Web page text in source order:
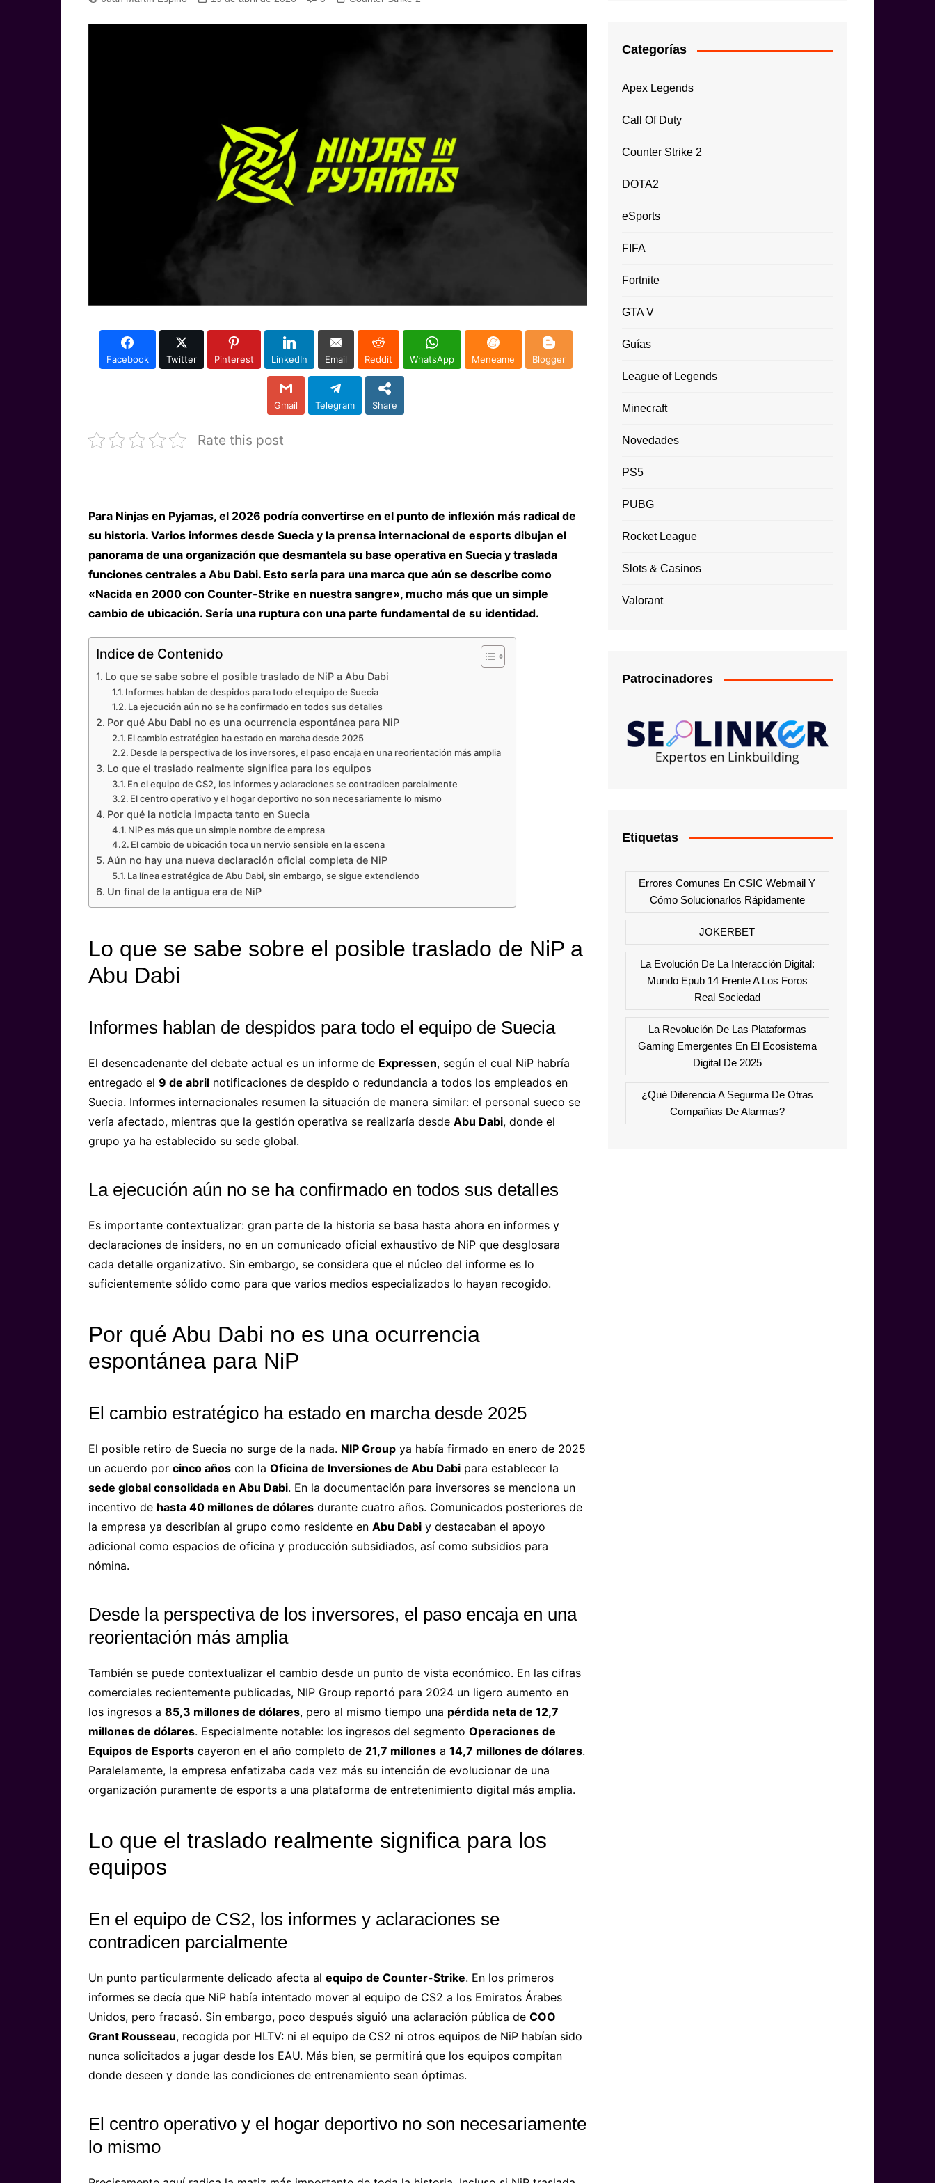
Facebook Twitter Pinterest LinkedIn Email Reddit WhatsApp Meneame Blogger
Gmail Telegram Share
Rate this post
Para Ninjas en Pyjamas, el 2026 podría convertirse en el punto de inflexión más radical de
su historia. Varios informes desde Suecia y la prensa internacional de esports dibujan el
panorama de una organización que desmantela su base operativa en Suecia y traslada
funciones centrales a Abu Dabi. Esto sería para una marca que aún se describe como
«Nacida en 2000 con Counter-Strike en nuestra sangre», mucho más que un simple
cambio de ubicación. Sería una ruptura con una parte fundamental de su identidad.
Indice de Contenido
Lo que se sabe sobre el posible traslado de NiP a Abu Dabi
Informes hablan de despidos para todo el equipo de Suecia
La ejecución aún no se ha confirmado en todos sus detalles
Por qué Abu Dabi no es una ocurrencia espontánea para NiP
El cambio estratégico ha estado en marcha desde 2025
Desde la perspectiva de los inversores, el paso encaja en una reorientación más amplia
Lo que el traslado realmente significa para los equipos
En el equipo de CS2, los informes y aclaraciones se contradicen parcialmente
El centro operativo y el hogar deportivo no son necesariamente lo mismo
Por qué la noticia impacta tanto en Suecia
NiP es más que un simple nombre de empresa
El cambio de ubicación toca un nervio sensible en la escena
Aún no hay una nueva declaración oficial completa de NiP
La línea estratégica de Abu Dabi, sin embargo, se sigue extendiendo
Un final de la antigua era de NiP
Lo que se sabe sobre el posible traslado de NiP a
Abu Dabi
Informes hablan de despidos para todo el equipo de Suecia
El desencadenante del debate actual es un informe de Expressen, según el cual NiP habría
entregado el 9 de abril notificaciones de despido o redundancia a todos los empleados en
Suecia. Informes internacionales resumen la situación de manera similar: el personal sueco se
vería afectado, mientras que la gestión operativa se realizaría desde Abu Dabi, donde el
grupo ya ha establecido su sede global.
La ejecución aún no se ha confirmado en todos sus detalles
Es importante contextualizar: gran parte de la historia se basa hasta ahora en informes y
declaraciones de insiders, no en un comunicado oficial exhaustivo de NiP que desglosara
cada detalle organizativo. Sin embargo, se considera que el núcleo del informe es lo
suficientemente sólido como para que varios medios especializados lo hayan recogido.
Por qué Abu Dabi no es una ocurrencia
espontánea para NiP
El cambio estratégico ha estado en marcha desde 2025
El posible retiro de Suecia no surge de la nada. NIP Group ya había firmado en enero de 2025
un acuerdo por cinco años con la Oficina de Inversiones de Abu Dabi para establecer la
sede global consolidada en Abu Dabi. En la documentación para inversores se menciona un
incentivo de hasta 40 millones de dólares durante cuatro años. Comunicados posteriores de
la empresa ya describían al grupo como residente en Abu Dabi y destacaban el apoyo
adicional como espacios de oficina y producción subsidiados, así como subsidios para
nómina.
Desde la perspectiva de los inversores, el paso encaja en una
reorientación más amplia
También se puede contextualizar el cambio desde un punto de vista económico. En las cifras
comerciales recientemente publicadas, NIP Group reportó para 2024 un ligero aumento en
los ingresos a 85,3 millones de dólares, pero al mismo tiempo una pérdida neta de 12,7
millones de dólares. Especialmente notable: los ingresos del segmento Operaciones de
Equipos de Esports cayeron en el año completo de 21,7 millones a 14,7 millones de dólares.
Paralelamente, la empresa enfatizaba cada vez más su intención de evolucionar de una
organización puramente de esports a una plataforma de entretenimiento digital más amplia.
Lo que el traslado realmente significa para los
equipos
En el equipo de CS2, los informes y aclaraciones se
contradicen parcialmente
Un punto particularmente delicado afecta al equipo de Counter-Strike. En los primeros
informes se decía que NiP había intentado mover al equipo de CS2 a los Emiratos Árabes
Unidos, pero fracasó. Sin embargo, poco después siguió una aclaración pública de COO
Grant Rousseau, recogida por HLTV: ni el equipo de CS2 ni otros equipos de NiP habían sido
nunca solicitados a jugar desde los EAU. Más bien, se permitirá que los equipos compitan
donde deseen y donde las condiciones de entrenamiento sean óptimas.
El centro operativo y el hogar deportivo no son necesariamente
lo mismo
Categorías
Apex Legends
Call Of Duty
Counter Strike 2
DOTA2
eSports
FIFA
Fortnite
GTA V
Guías
League of Legends
Minecraft
Novedades
PS5
PUBG
Rocket League
Slots & Casinos
Valorant
Patrocinadores
Etiquetas
Errores Comunes En CSIC Webmail Y
Cómo Solucionarlos Rápidamente
JOKERBET
La Evolución De La Interacción Digital:
Mundo Epub 14 Frente A Los Foros
Real Sociedad
La Revolución De Las Plataformas
Gaming Emergentes En El Ecosistema
Digital De 2025
¿Qué Diferencia A Segurma De Otras
Compañías De Alarmas?